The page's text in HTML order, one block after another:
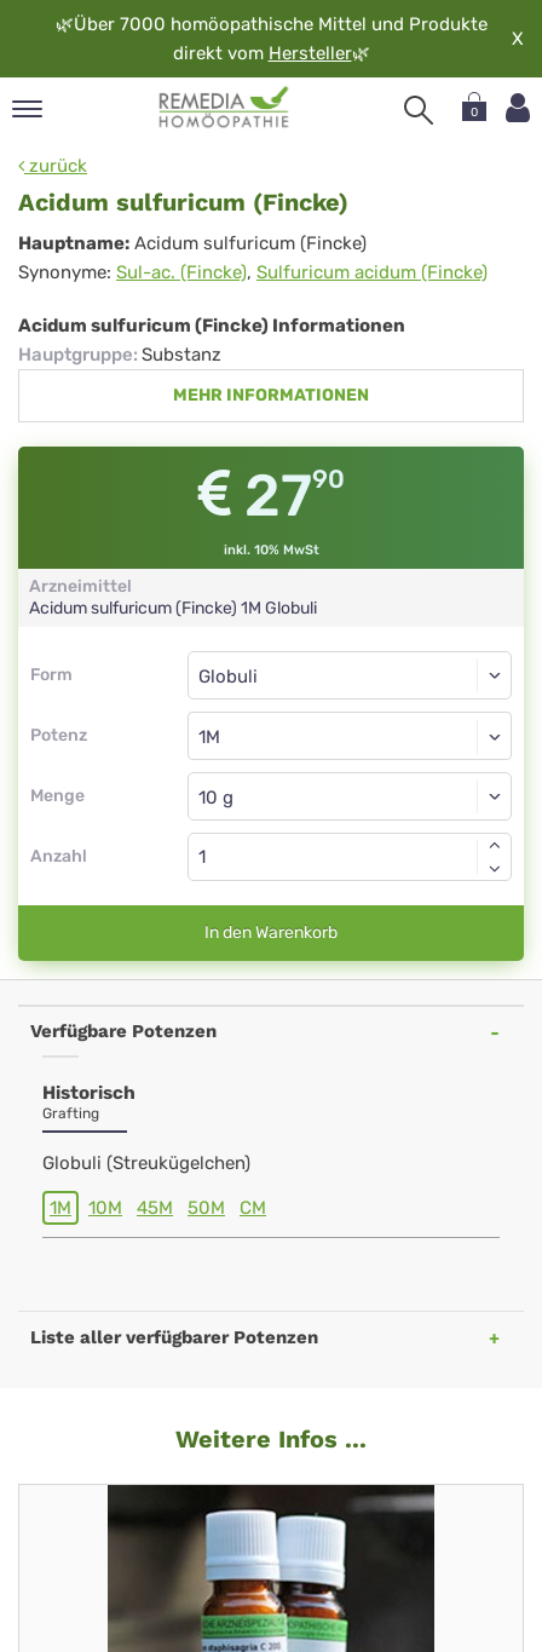
🌿Über 7000 homöopathische Mittel und Produkte
direkt vom Hersteller🌿
X
0
zurück
Acidum sulfuricum (Fincke)
Acidum
sulfuricum
(Fincke)
Hauptname: Acidum sulfuricum (Fincke)
Synonyme: Sul-ac. (Fincke), Sulfuricum acidum (Fincke)
Acidum sulfuricum (Fincke) Informationen
Hauptgruppe: Substanz
MEHR INFORMATIONEN
2790
inkl. 10% MwSt
Arzneimittel
Acidum sulfuricum (Fincke) 1M Globuli
Form
Form
Potenz
Globuli
1M
Menge
Globuli
Anzahl
In den Warenkorb
Verfügbare Potenzen
Historisch
Grafting
Globuli (Streukügelchen)
1M 10M 45M 50M CM
Liste aller verfügbarer Potenzen
Weitere Infos ...